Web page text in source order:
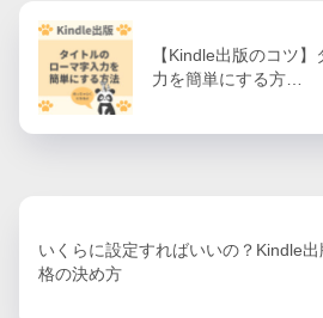
【Kindle出版のコツ
力を簡単にする方…
いくらに設定すればいいの？Kindle出
格の決め方